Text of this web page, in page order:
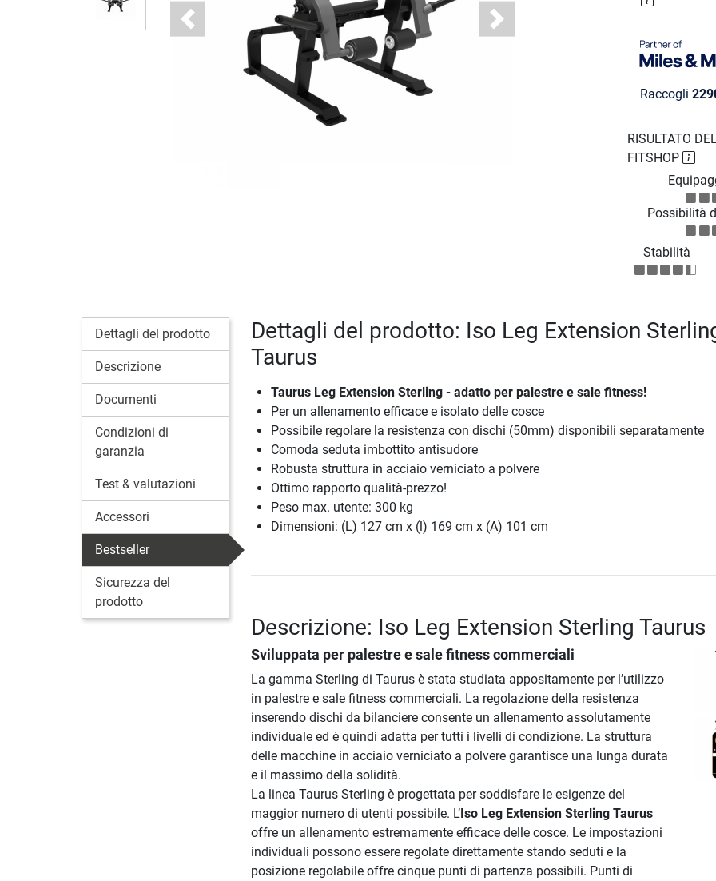
Previous Next
Raccogli
RISULTATO
FITSHOP
Possibilità
Stabilità
Dettagli del prodotto
Descrizione
Documenti
Condizioni di
garanzia
Test & valutazioni
Accessori
Bestseller
Sicurezza del
prodotto
Dettagli del prodotto: Iso Leg Extension
Taurus
Taurus Leg Extension Sterling - adatto per palestre e sale fitness!
Per un allenamento efficace e isolato delle cosce
Possibile regolare la resistenza con dischi (50mm) disponibili separatamente
Comoda seduta imbottito antisudore
Robusta struttura in acciaio verniciato a polvere
Ottimo rapporto qualità-prezzo!
Peso max. utente: 300 kg
Dimensioni: (L) 127 cm x (l) 169 cm x (A) 101 cm
Descrizione: Iso Leg Extension Sterling Taurus
Sviluppata per palestre e sale fitness commerciali
La gamma Sterling di Taurus è stata studiata appositamente per l’utilizzo
in palestre e sale fitness commerciali. La regolazione della resistenza
inserendo dischi da bilanciere consente un allenamento assolutamente
individuale ed è quindi adatta per tutti i livelli di condizione. La struttura
delle macchine in acciaio verniciato a polvere garantisce una lunga durata
e il massimo della solidità.
La linea Taurus Sterling è progettata per soddisfare le esigenze del
maggior numero di utenti possibile. L’Iso Leg Extension Sterling Taurus
offre un allenamento estremamente efficace delle cosce. Le impostazioni
individuali possono essere regolate direttamente stando seduti e la
posizione regolabile offre cinque punti di partenza possibili. Punti di